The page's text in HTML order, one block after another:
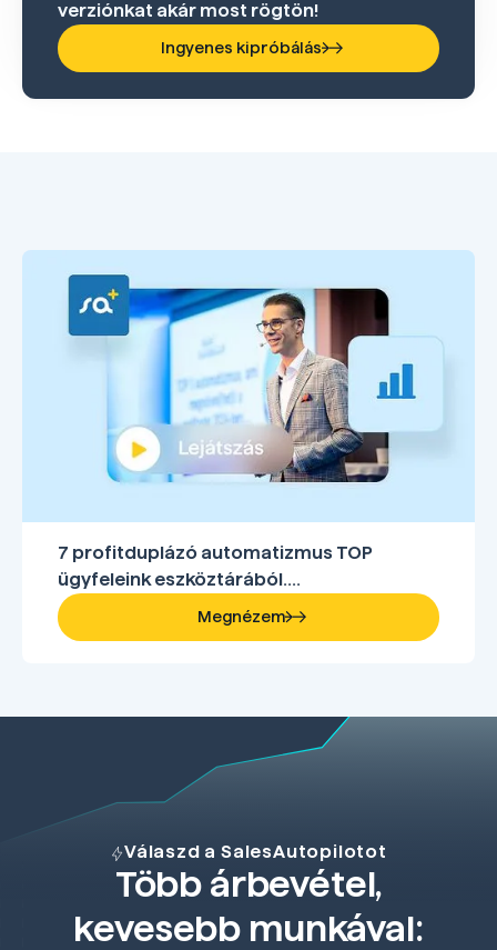
verziónkat akár most rögtön!
Ingyenes kipróbálás
7 profitduplázó automatizmus TOP
ügyfeleink eszköztárából....
Megnézem
Válaszd a SalesAutopilotot
Több árbevétel,
kevesebb munkával: